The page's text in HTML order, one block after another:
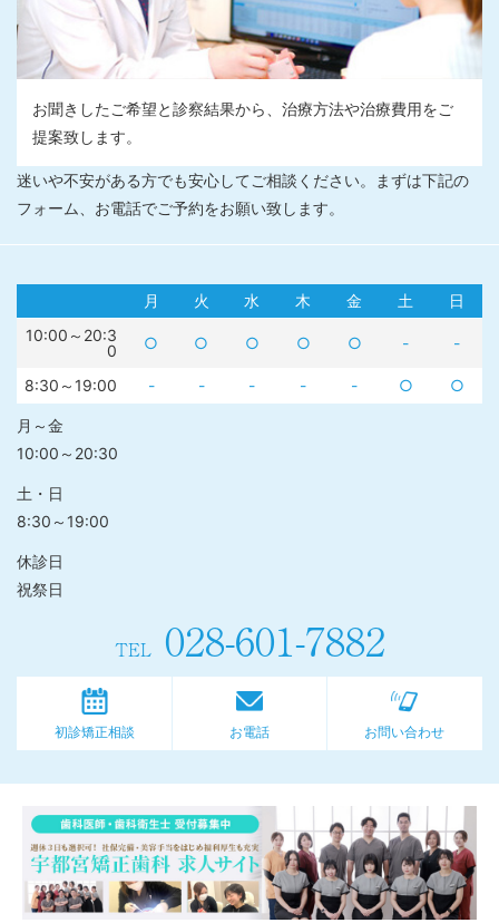
お聞きしたご希望と診察結果から、治療方法や治療費用をご
提案致します。
迷いや不安がある方でも安心してご相談ください。まずは下記の
フォーム、お電話でご予約をお願い致します。
月 火 水 木 金 土
日
10:00～20:3
0
○ ○ ○ ○ ○ - -
8:30～19:00 - - - - - ○ ○
月～金
10:00～20:30
土・日
8:30～19:00
休診日
祝祭日
TEL028-601-7882
初診矯正相談 お電話 お問い合わせ